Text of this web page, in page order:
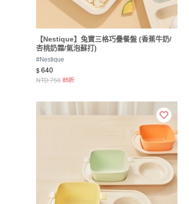
【Nestique】兔寶三格巧疊餐盤 (香蕉牛奶/
杏桃奶霜/氣泡蘇打)
#Nestique
$640
NTD750 85折